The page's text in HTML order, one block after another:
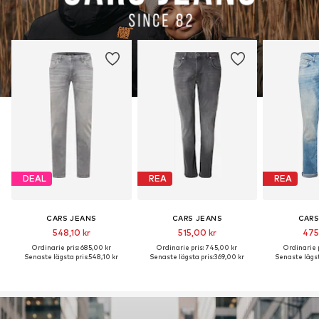
DEAL
CARS JEANS
548,10 kr
Ordinarie pris: 685,00 kr
Senaste lägsta pris:548,10 kr
REA
CARS JEANS
515,00 kr
Ordinarie pris: 745,00 kr
Senaste lägsta pris:369,00 kr
REA
Ordinarie
Senaste